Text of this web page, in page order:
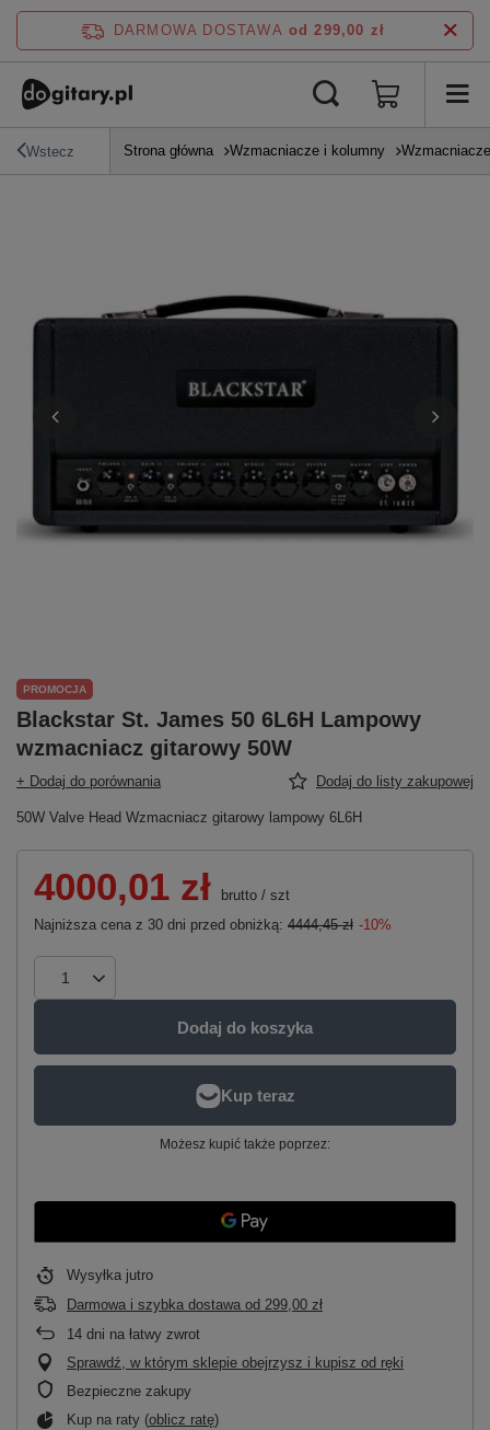
DARMOWA DOSTAWA od 299,00 zł
Wstecz Strona główna Wzmacniacze i kolumny
PROMOCJA
Blackstar St. James 50 6L6H Lampowy
wzmacniacz gitarowy 50W
+ Dodaj do porównania Dodaj do listy zakupowej
50W Valve Head Wzmacniacz gitarowy lampowy 6L6H
4000,01 zł brutto / szt
Najniższa cena z 30 dni przed obniżką: 4444,45 zł -10%
Dodaj do koszyka
Możesz kupić także poprzez:
Wysyłka jutro
Darmowa i szybka dostawa od 299,00 zł
14 dni na łatwy zwrot
Sprawdź, w którym sklepie obejrzysz i kupisz od ręki
Bezpieczne zakupy
Kup na raty (oblicz ratę)